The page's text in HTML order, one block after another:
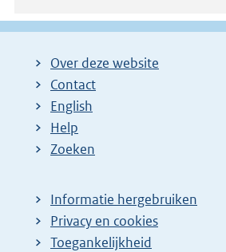
Over deze website
Contact
English
Help
Zoeken
Informatie hergebruiken
Privacy en cookies
Toegankelijkheid